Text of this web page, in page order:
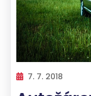
7. 7. 2018